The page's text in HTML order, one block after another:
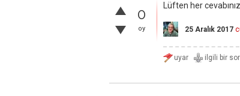
0
oy
Lüften her
25 Aralık 2017